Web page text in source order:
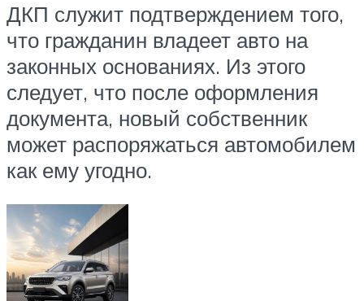
ДКП служит подтверждением того,
что гражданин владеет авто на
законных основаниях. Из этого
следует, что после оформления
документа, новый собственник
может распоряжаться автомобилем
как ему угодно.